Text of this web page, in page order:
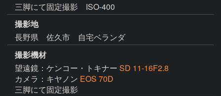
三脚にて固定撮影 ISO-400
撮影地
長野県 佐久市 自宅ベランダ
撮影機材
望遠鏡：ケンコー・トキナー SD 11-16F2.8
カメラ：キヤノン EOS 70D
三脚にて固定撮影